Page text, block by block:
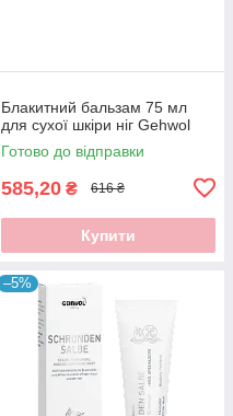
Блакитний бальзам 75 мл
для сухої шкіри ніг Gehwol
Готово до відправки
585,20 ₴ 616 ₴
Купити
–5%